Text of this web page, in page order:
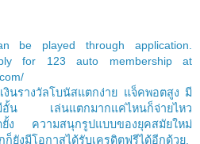
be played through application.
for 123 auto membership at
งินรางวัลโบนัสแตกง่าย แจ็คพอตสูง มี
มีอั้น เล่นแตกมากแค่ไหนก็จ่ายไหว
ยั้ง ความสนุกรูปแบบของยุคสมัยใหม่
ก็ยังมีโอกาสได้รับเครดิตฟรีได้อีกด้วย.